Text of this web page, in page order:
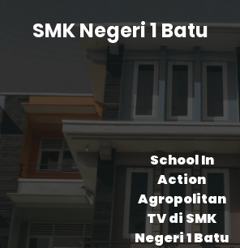
SMK Negeri 1 Batu
School In
Action
Agropolitan
TV di SMK
Negeri 1 Batu